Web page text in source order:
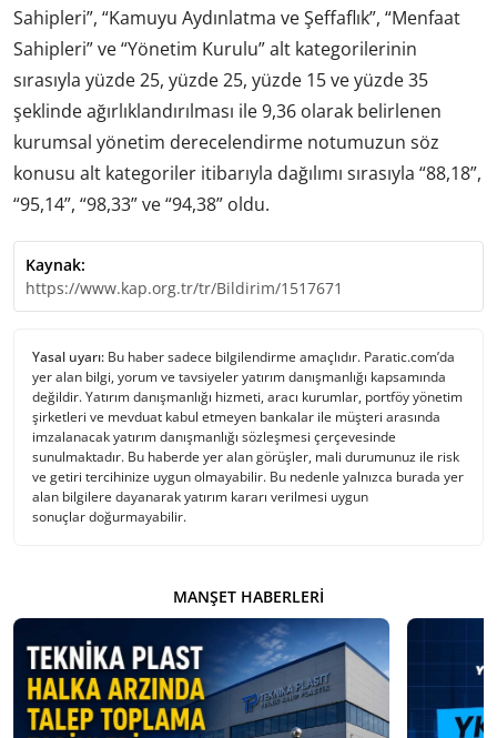
Sahipleri”, “Kamuyu Aydınlatma ve Şeffaflık”, “Menfaat
Sahipleri” ve “Yönetim Kurulu” alt kategorilerinin
sırasıyla yüzde 25, yüzde 25, yüzde 15 ve yüzde 35
şeklinde ağırlıklandırılması ile 9,36 olarak belirlenen
kurumsal yönetim derecelendirme notumuzun söz
konusu alt kategoriler itibarıyla dağılımı sırasıyla “88,18”,
“95,14”, “98,33” ve “94,38” oldu.
Kaynak:
https://www.kap.org.tr/tr/Bildirim/1517671
Yasal uyarı: Bu haber sadece bilgilendirme amaçlıdır. Paratic.com’da
yer alan bilgi, yorum ve tavsiyeler yatırım danışmanlığı kapsamında
değildir. Yatırım danışmanlığı hizmeti, aracı kurumlar, portföy yönetim
şirketleri ve mevduat kabul etmeyen bankalar ile müşteri arasında
imzalanacak yatırım danışmanlığı sözleşmesi çerçevesinde
sunulmaktadır. Bu haberde yer alan görüşler, mali durumunuz ile risk
ve getiri tercihinize uygun olmayabilir. Bu nedenle yalnızca burada yer
alan bilgilere dayanarak yatırım kararı verilmesi uygun
sonuçlar doğurmayabilir.
MANŞET HABERLERI